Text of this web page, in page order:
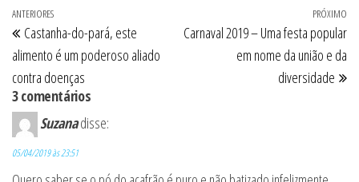
Navegação de Post
Post anterior
ANTERIORES
Castanha-do-pará, este
alimento é um poderoso aliado
contra doenças
PRÓXIMO
Carnaval 2019 – Uma festa popular
em nome da união e da
diversidade
3 comentários
Suzanadisse:
05/04/2019 às 23:51